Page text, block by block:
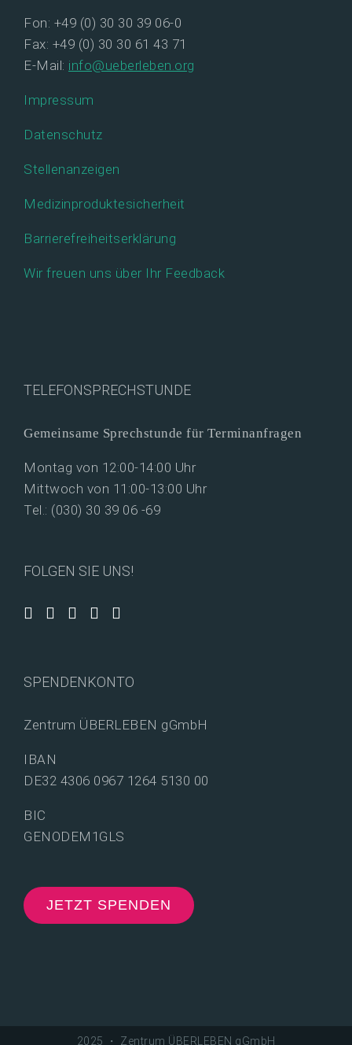
Fon: +49 (0) 30 30 39 06-0
Fax: +49 (0) 30 30 61 43 71
E-Mail: info@ueberleben.org
Impressum
Datenschutz
Stellenanzeigen
Medizinproduktesicherheit
Barrierefreiheitserklärung
Wir freuen uns über Ihr Feedback
TELEFONSPRECHSTUNDE
Gemeinsame Sprechstunde für Terminanfragen
Montag von 12:00-14:00 Uhr
Mittwoch von 11:00-13:00 Uhr
Tel.: (030) 30 39 06 -69
FOLGEN SIE UNS!
SPENDENKONTO
Zentrum ÜBERLEBEN gGmbH
IBAN
DE32 4306 0967 1264 5130 00
BIC
GENODEM1GLS
JETZT SPENDEN
2025 ・ Zentrum ÜBERLEBEN gGmbH